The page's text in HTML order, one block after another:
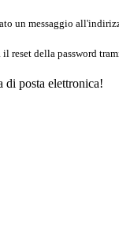
un messaggio
reset della password
di posta elettronica!